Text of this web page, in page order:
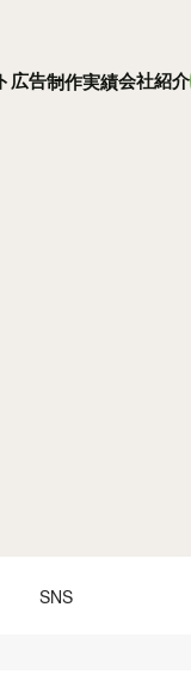
広告制作実績会社紹介
SNS